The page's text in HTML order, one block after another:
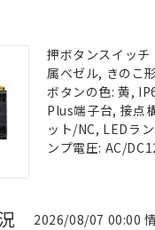
押ボタンスイッ
属ベゼル, きのこ
ボタンの色: 黄,
Plus端子台, 接点
ット/NC, LEDラ
ンプ電圧: AC/
2026/08/07 00:00